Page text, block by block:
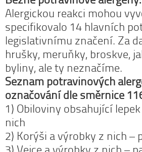
Alergickou reakci mohou
specifikovalo 14 hlavních
legislativnímu značení. Za
hrušky, meruňky, broskve,
byliny, ale ty neznačíme.
Seznam potravinových
označování dle směrnice
1) Obiloviny obsahující
nich
2) Korýši a výrobky z nich